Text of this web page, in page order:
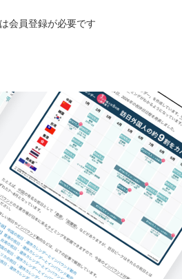
会員登録が必要です